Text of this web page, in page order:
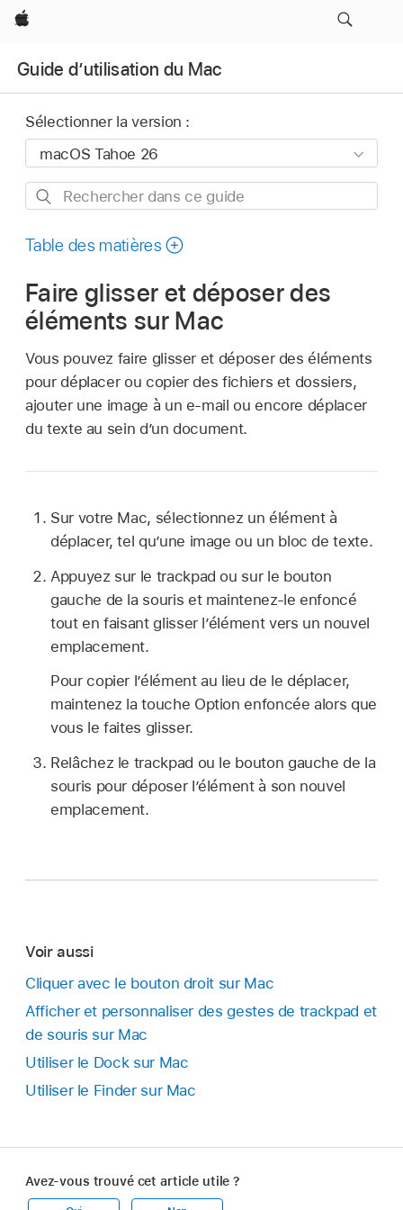
Apple
Guide d’utilisation du Mac
Sélectionner la version :
Rechercher
ce
Table des matières
Faire glisser et déposer des
éléments sur Mac
Vous pouvez faire glisser et déposer des éléments
pour déplacer ou copier des fichiers et dossiers,
ajouter une image à un e-mail ou encore déplacer
du texte au sein d’un document.
Sur votre Mac, sélectionnez un élément à
déplacer, tel qu’une image ou un bloc de texte.
Appuyez sur le trackpad ou sur le bouton
gauche de la souris et maintenez-le enfoncé
tout en faisant glisser l’élément vers un nouvel
emplacement.
Pour copier l’élément au lieu de le déplacer,
maintenez la touche Option enfoncée alors que
vous le faites glisser.
Relâchez le trackpad ou le bouton gauche de la
souris pour déposer l’élément à son nouvel
emplacement.
Voir aussi
Cliquer avec le bouton droit sur Mac
Afficher et personnaliser des gestes de trackpad et
de souris sur Mac
Utiliser le Dock sur Mac
Utiliser le Finder sur Mac
Avez-vous trouvé cet article utile ?